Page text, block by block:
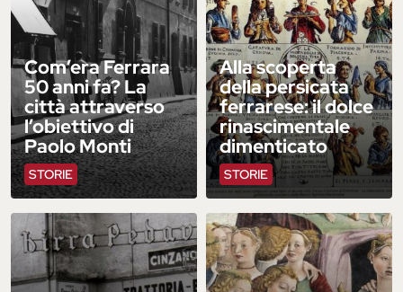
STORIE
Com’era Ferrara
50 anni fa? La
città attraverso
l’obiettivo di
Paolo Monti
STORIE
Alla scoperta
della persicata
ferrarese: il dolce
rinascimentale
dimenticato